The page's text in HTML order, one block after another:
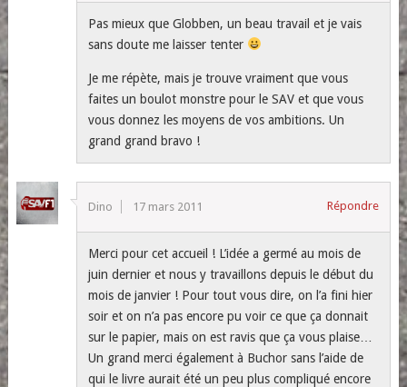
Pas mieux que Globben, un beau travail et je vais
sans doute me laisser tenter
Je me répète, mais je trouve vraiment que vous
faites un boulot monstre pour le SAV et que vous
vous donnez les moyens de vos ambitions. Un
grand grand bravo !
Dino 17 mars 2011 Répondre
Merci pour cet accueil ! L’idée a germé au mois de
juin dernier et nous y travaillons depuis le début du
mois de janvier ! Pour tout vous dire, on l’a fini hier
soir et on n’a pas encore pu voir ce que ça donnait
sur le papier, mais on est ravis que ça vous plaise…
Un grand merci également à Buchor sans l’aide de
qui le livre aurait été un peu plus compliqué encore